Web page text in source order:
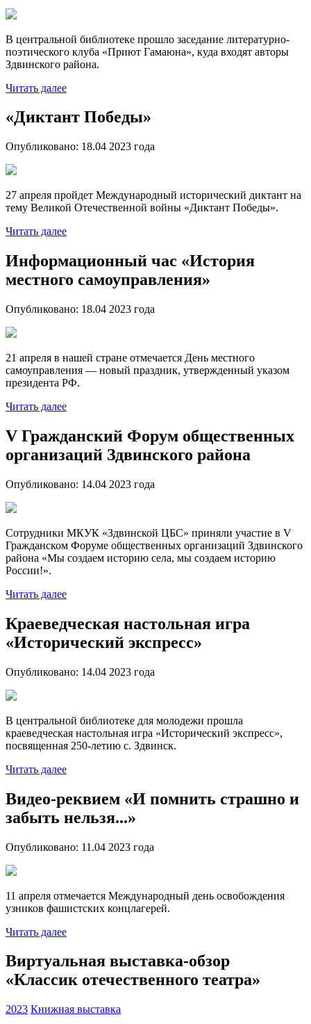
В центральной библиотеке прошло заседание литературно-
поэтического клуба «Приют Гамаюна», куда входят авторы
Здвинского района.
Читать далее
«Диктант Победы»
Опубликовано: 18.04 2023 года
27 апреля пройдет Международный исторический диктант на
тему Великой Отечественной войны «Диктант Победы».
Читать далее
Информационный час «История
местного самоуправления»
Опубликовано: 18.04 2023 года
21 апреля в нашей стране отмечается День местного
самоуправления — новый праздник, утвержденный указом
президента РФ.
Читать далее
V Гражданский Форум общественных
организаций Здвинского района
Опубликовано: 14.04 2023 года
Сотрудники МКУК «Здвинской ЦБС» приняли участие в V
Гражданском Форуме общественных организаций Здвинского
района «Мы создаем историю села, мы создаем историю
России!».
Читать далее
Краеведческая настольная игра
«Исторический экспресс»
Опубликовано: 14.04 2023 года
В центральной библиотеке для молодежи прошла
краеведческая настольная игра «Исторический экспресс»,
посвященная 250-летию с. Здвинск.
Читать далее
Видео-реквием «И помнить страшно и
забыть нельзя...»
Опубликовано: 11.04 2023 года
11 апреля отмечается Международный день освобождения
узников фашистских концлагерей.
Читать далее
Виртуальная выставка-обзор
«Классик отечественного театра»
2023 Книжная выставка